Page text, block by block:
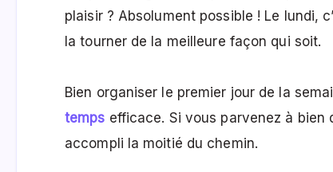
plaisir ? Absolument possible ! Le lundi,
la tourner de la meilleure façon qui soit.
Bien organiser le premier jour de la
temps efficace. Si vous parvenez à
accompli la moitié du chemin.